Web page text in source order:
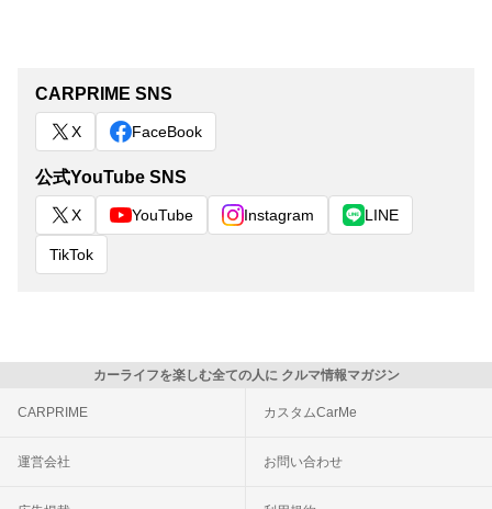
CARPRIME SNS
X FaceBook
公式YouTube SNS
X YouTube Instagram LINE
TikTok
カーライフを楽しむ全ての人に クルマ情報マガジン
CARPRIME カスタムCarMe
運営会社 お問い合わせ